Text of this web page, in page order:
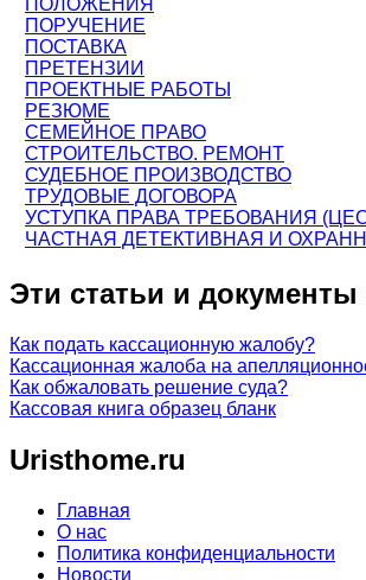
ПОЛОЖЕНИЯ
ПОРУЧЕНИЕ
ПОСТАВКА
ПРЕТЕНЗИИ
ПРОЕКТНЫЕ РАБОТЫ
РЕЗЮМЕ
СЕМЕЙНОЕ ПРАВО
СТРОИТЕЛЬСТВО. РЕМОНТ
СУДЕБНОЕ ПРОИЗВОДСТВО
ТРУДОВЫЕ ДОГОВОРА
УСТУПКА ПРАВА ТРЕБОВАНИЯ
ЧАСТНАЯ ДЕТЕКТИВНАЯ И
Эти статьи и
Как подать кассационную жалобу?
Кассационная жалоба на
Как обжаловать решение суда?
Кассовая книга образец бланк
Uristhome.ru
Главная
О нас
Политика конфиденциальности
Новости